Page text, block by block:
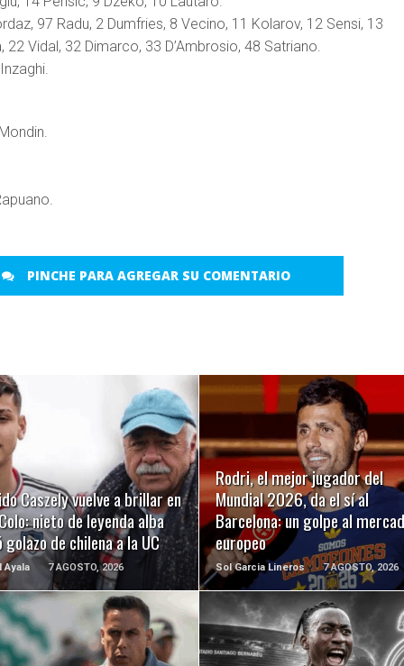
97 Radu, 2 Dumfries, 8 Vecino, 11 Kolarov, 12 Sensi, 13
22 Vidal, 32 Dimarco, 33 D’Ambrosio, 48 Satriano.
PINCHE PARA AGREGAR SU COMENTARIO
Caszely vuelve a brillar en
nieto de leyenda alba
de chilena a la UC
Ayala 7 AGOSTO, 2026
LEER MÁS
Rodri, el mejor jugador del
Mundial 2026, da el sí al
Barcelona: un golpe al
europeo
Sol Garcia Lineros 7 AGOSTO, 2026
LEER MÁS